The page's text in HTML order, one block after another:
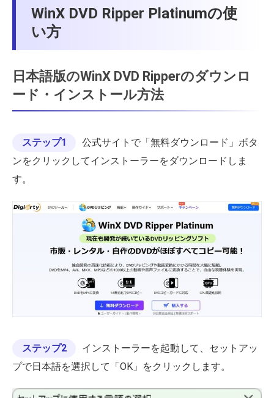
WinX DVD Ripper Platinumの使
い方
日本語版のWinX DVD Ripperのダウンロ
ード・インストール方法
ステップ1
公式サイトで「無料ダウンロード」ボタ
ンをクリックしてインストーラーをダウンロードしま
す。
ステップ2
インストーラーを起動して、セットアッ
プで日本語を選択して「OK」をクリックします。